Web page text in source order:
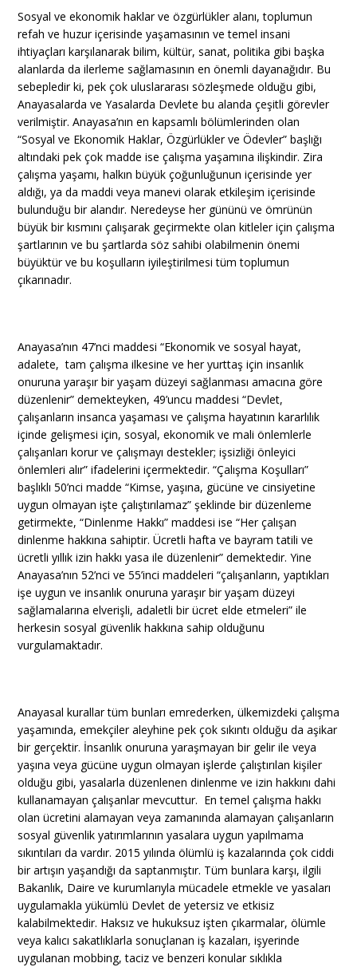
Sosyal ve ekonomik haklar ve özgürlükler alanı, toplumun
refah ve huzur içerisinde yaşamasının ve temel insani
ihtiyaçları karşılanarak bilim, kültür, sanat, politika gibi başka
alanlarda da ilerleme sağlamasının en önemli dayanağıdır. Bu
sebepledir ki, pek çok uluslararası sözleşmede olduğu gibi,
Anayasalarda ve Yasalarda Devlete bu alanda çeşitli görevler
verilmiştir. Anayasa’nın en kapsamlı bölümlerinden olan
“Sosyal ve Ekonomik Haklar, Özgürlükler ve Ödevler” başlığı
altındaki pek çok madde ise çalışma yaşamına ilişkindir. Zira
çalışma yaşamı, halkın büyük çoğunluğunun içerisinde yer
aldığı, ya da maddi veya manevi olarak etkileşim içerisinde
bulunduğu bir alandır. Neredeyse her gününü ve ömrünün
büyük bir kısmını çalışarak geçirmekte olan kitleler için çalışma
şartlarının ve bu şartlarda söz sahibi olabilmenin önemi
büyüktür ve bu koşulların iyileştirilmesi tüm toplumun
çıkarınadır.
Anayasa’nın 47’nci maddesi “Ekonomik ve sosyal hayat,
adalete, tam çalışma ilkesine ve her yurttaş için insanlık
onuruna yaraşır bir yaşam düzeyi sağlanması amacına göre
düzenlenir” demekteyken, 49’uncu maddesi “Devlet,
çalışanların insanca yaşaması ve çalışma hayatının kararlılık
içinde gelişmesi için, sosyal, ekonomik ve mali önlemlerle
çalışanları korur ve çalışmayı destekler; işsizliği önleyici
önlemleri alır” ifadelerini içermektedir. “Çalışma Koşulları”
başlıklı 50’nci madde “Kimse, yaşına, gücüne ve cinsiyetine
uygun olmayan işte çalıştırılamaz” şeklinde bir düzenleme
getirmekte, “Dinlenme Hakkı” maddesi ise “Her çalışan
dinlenme hakkına sahiptir. Ücretli hafta ve bayram tatili ve
ücretli yıllık izin hakkı yasa ile düzenlenir” demektedir. Yine
Anayasa’nın 52’nci ve 55’inci maddeleri “çalışanların, yaptıkları
işe uygun ve insanlık onuruna yaraşır bir yaşam düzeyi
sağlamalarına elverişli, adaletli bir ücret elde etmeleri” ile
herkesin sosyal güvenlik hakkına sahip olduğunu
vurgulamaktadır.
Anayasal kurallar tüm bunları emrederken, ülkemizdeki çalışma
yaşamında, emekçiler aleyhine pek çok sıkıntı olduğu da aşikar
bir gerçektir. İnsanlık onuruna yaraşmayan bir gelir ile veya
yaşına veya gücüne uygun olmayan işlerde çalıştırılan kişiler
olduğu gibi, yasalarla düzenlenen dinlenme ve izin hakkını dahi
kullanamayan çalışanlar mevcuttur. En temel çalışma hakkı
olan ücretini alamayan veya zamanında alamayan çalışanların
sosyal güvenlik yatırımlarının yasalara uygun yapılmama
sıkıntıları da vardır. 2015 yılında ölümlü iş kazalarında çok ciddi
bir artışın yaşandığı da saptanmıştır. Tüm bunlara karşı, ilgili
Bakanlık, Daire ve kurumlarıyla mücadele etmekle ve yasaları
uygulamakla yükümlü Devlet de yetersiz ve etkisiz
kalabilmektedir. Haksız ve hukuksuz işten çıkarmalar, ölümle
veya kalıcı sakatlıklarla sonuçlanan iş kazaları, işyerinde
uygulanan mobbing, taciz ve benzeri konular sıklıkla